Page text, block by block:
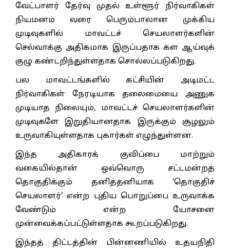
வேட்பாளர் தேர்வு முதல் உள்ளூர் நிர்வாகிகள்
நியமனம் வரை பெரும்பாலான முக்கிய
முடிவுகளில் மாவட்டச் செயலாளர்களின்
செல்வாக்கு அதிகமாக இருப்பதாக கள ஆய்வுக்
குழு கண்டறிந்துள்ளதாக சொல்லப்படுகிறது.
பல மாவட்டங்களில் கட்சியின் அடிமட்ட
நிர்வாகிகள் நேரடியாக தலைமையை அணுக
முடியாத நிலையும், மாவட்டச் செயலாளர்களின்
முடிவுகளே இறுதியானதாக இருக்கும் சூழலும்
உருவாகியுள்ளதாக புகார்கள் எழுந்துள்ளன.
இந்த அதிகாரக் குவிப்பை மாற்றும்
வகையில்தான் ஒவ்வொரு சட்டமன்றத்
தொகுதிக்கும் தனித்தனியாக ‘தொகுதிச்
செயலாளர்’ என்ற புதிய பொறுப்பை உருவாக்க
வேண்டும் என்ற யோசனை
முன்வைக்கப்பட்டுள்ளதாக கூறப்படுகிறது.
இந்தத் திட்டத்தின் பின்னணியில் உதயநிதி